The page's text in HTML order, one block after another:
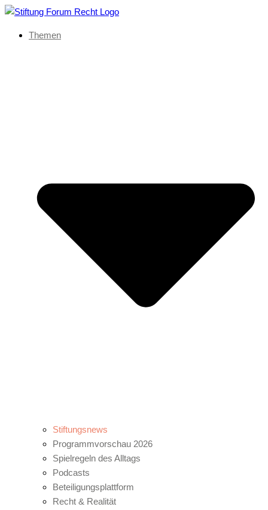
Themen
Stiftungsnews
Programmvorschau 2026
Spielregeln des Alltags
Podcasts
Beteiligungsplattform
Recht & Realität